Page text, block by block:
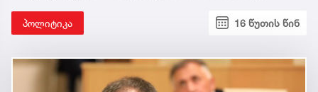
პოლიტიკა 16 წუთის წინ